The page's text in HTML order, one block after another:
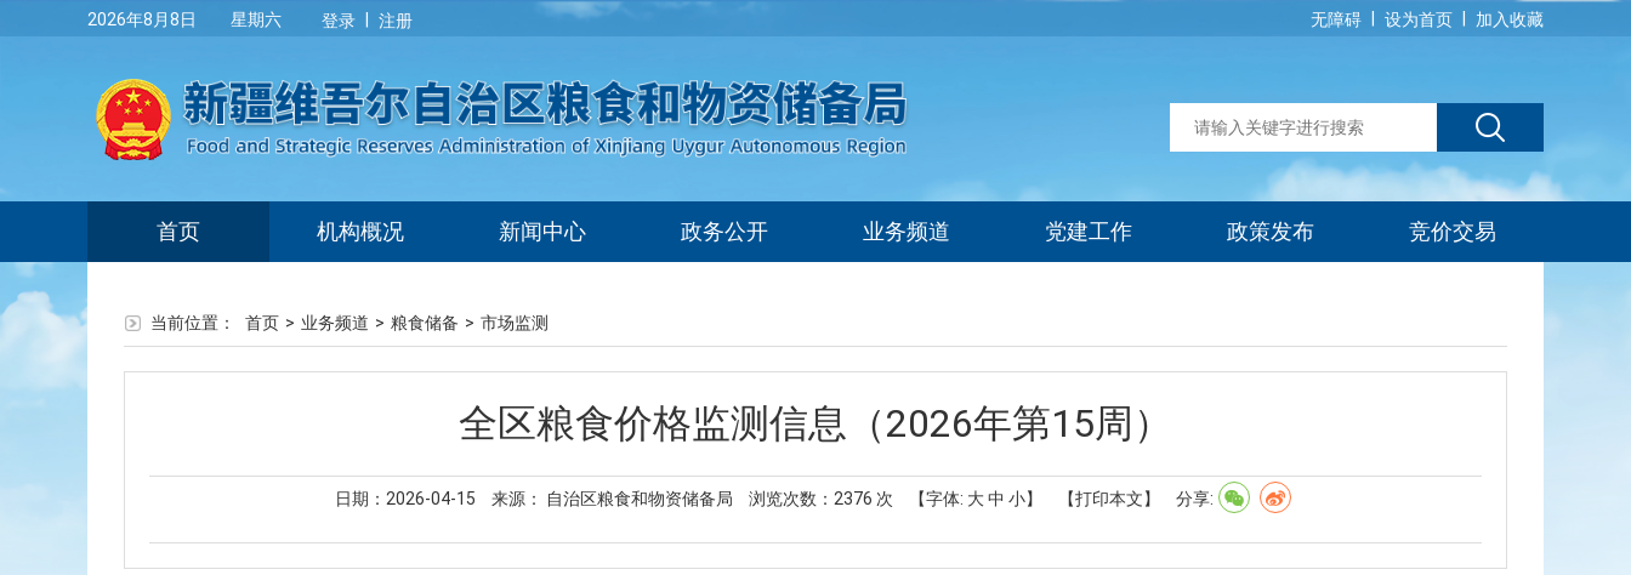
2026年8月8日 星期六 登录 注册 无障碍 设为首页 加入收藏
首页 机构概况 新闻中心 政务公开 业务频道 党建工作 政策发布 竞价交易
当前位置： 首页 > 业务频道 > 粮食储备 > 市场监测
全区粮食价格监测信息（2026年第15周）
日期：2026-04-15 来源： 自治区粮食和物资储备局 浏览次数： 2376 次 【字体: 大中 小】 【打印本文】 分享: